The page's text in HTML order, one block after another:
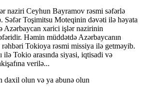
naziri Ceyhun Bayramov rəsmi səfərlə
Səfər Toşimitsu Moteqinin dəvəti ilə həyata
Azərbaycan xarici işlər nazirinin
Həmin müddətdə Azərbaycanın
Tokioya rəsmi missiya ilə getməyib.
ilə Tokio arasında siyasi, iqtisadi və
verilə...
daxil olun və ya abunə olun